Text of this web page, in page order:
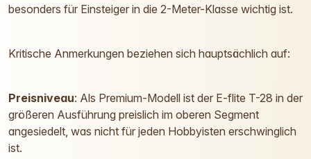
besonders für Einsteiger in die 2-Meter-Klasse wichtig ist.
Kritische Anmerkungen beziehen sich hauptsächlich auf:
Preisniveau: Als Premium-Modell ist der E-flite T-28 in der
größeren Ausführung preislich im oberen Segment
angesiedelt, was nicht für jeden Hobbyisten erschwinglich
ist.